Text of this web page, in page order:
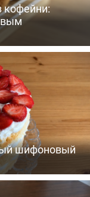
кофейни:
шифоновый